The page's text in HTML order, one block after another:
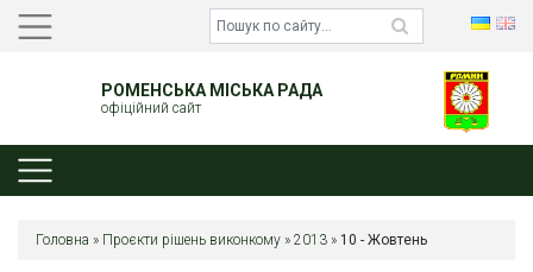
РОМЕНСЬКА МІСЬКА РАДА
офіційний сайт
Головна » Проєкти рішень виконкому » 2013 » 10 - Жовтень